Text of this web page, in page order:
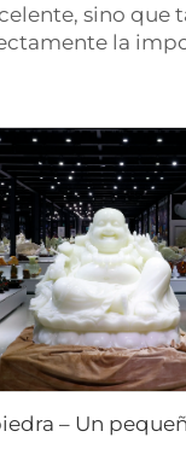
sino
la